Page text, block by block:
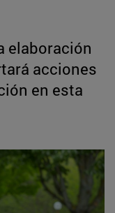
elaboración
acciones
en esta